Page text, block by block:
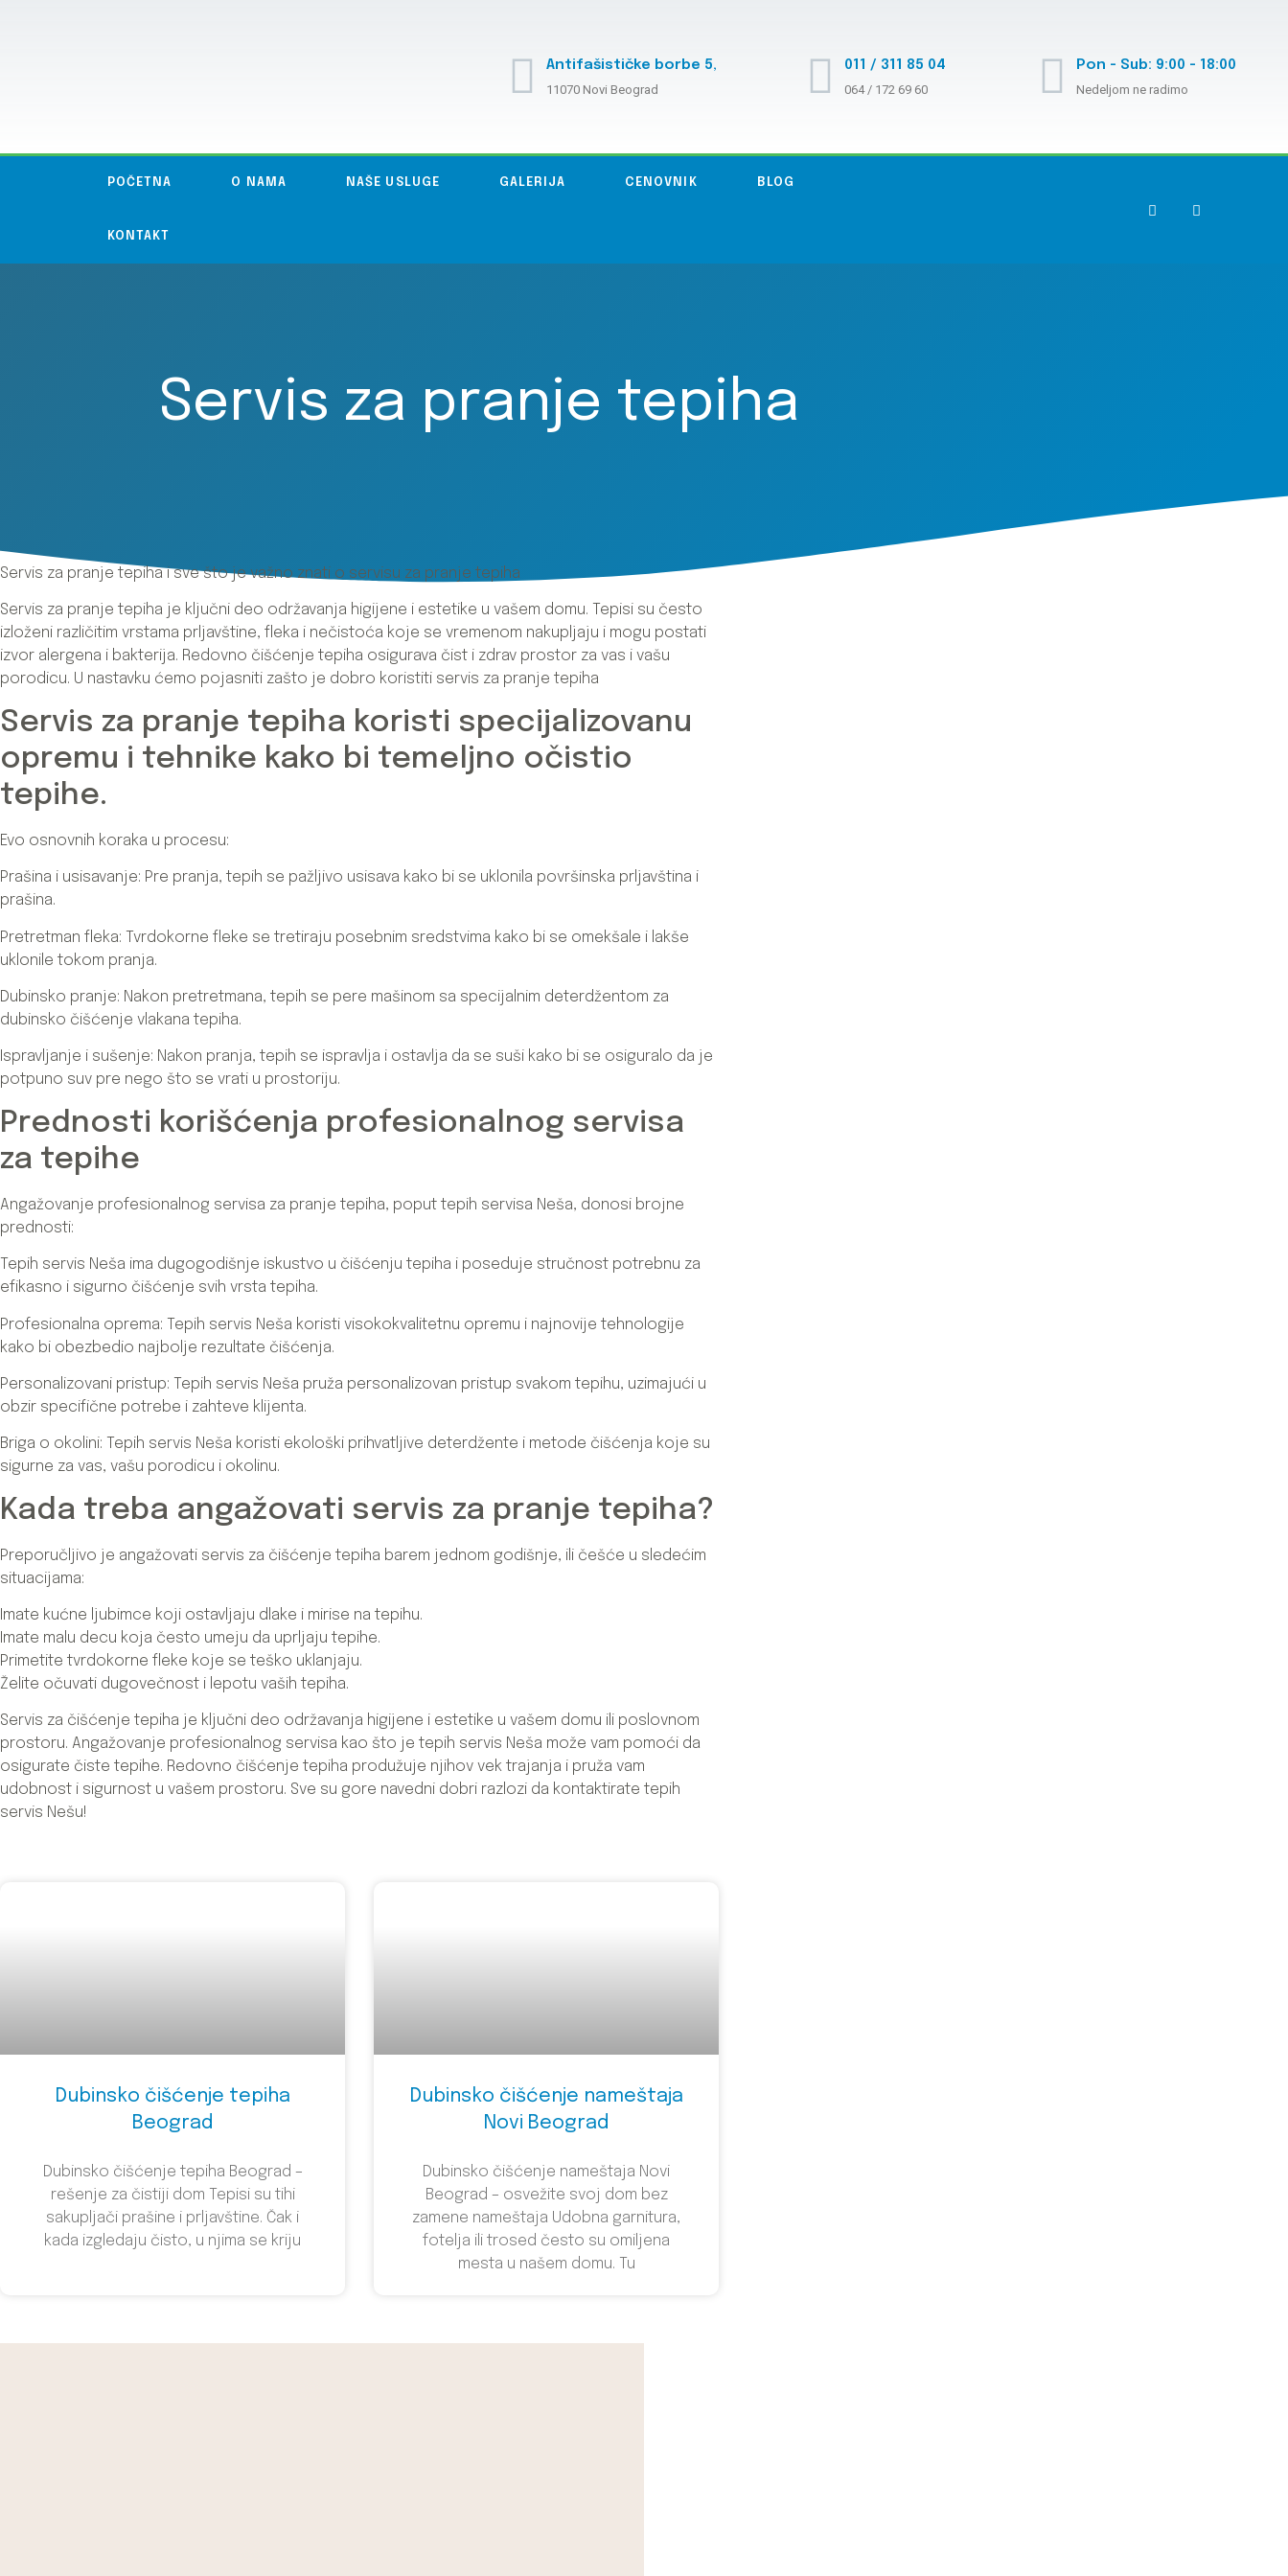
Antifašističke borbe 5,
11070 Novi Beograd
011 / 311 85 04
064 / 172 69 60
Pon - Sub: 9:00 - 18:00
Nedeljom ne radimo
POČETNA O NAMA NAŠE USLUGE GALERIJA CENOVNIK BLOG
KONTAKT
Servis za pranje tepiha
Servis za pranje tepiha i sve što je važno znati o servisu za pranje tepiha
Servis za pranje tepiha je ključni deo održavanja higijene i estetike u vašem domu. Tepisi su često
izloženi različitim vrstama prljavštine, fleka i nečistoća koje se vremenom nakupljaju i mogu postati
izvor alergena i bakterija. Redovno čišćenje tepiha osigurava čist i zdrav prostor za vas i vašu
porodicu. U nastavku ćemo pojasniti zašto je dobro koristiti servis za pranje tepiha
Servis za pranje tepiha koristi specijalizovanu
opremu i tehnike kako bi temeljno očistio
tepihe.
Evo osnovnih koraka u procesu:
Prašina i usisavanje: Pre pranja, tepih se pažljivo usisava kako bi se uklonila površinska prljavština i
prašina.
Pretretman fleka: Tvrdokorne fleke se tretiraju posebnim sredstvima kako bi se omekšale i lakše
uklonile tokom pranja.
Dubinsko pranje: Nakon pretretmana, tepih se pere mašinom sa specijalnim deterdžentom za
dubinsko čišćenje vlakana tepiha.
Ispravljanje i sušenje: Nakon pranja, tepih se ispravlja i ostavlja da se suši kako bi se osiguralo da je
potpuno suv pre nego što se vrati u prostoriju.
Prednosti korišćenja profesionalnog servisa
za tepihe
Angažovanje profesionalnog servisa za pranje tepiha, poput tepih servisa Neša, donosi brojne
prednosti:
Tepih servis Neša ima dugogodišnje iskustvo u čišćenju tepiha i poseduje stručnost potrebnu za
efikasno i sigurno čišćenje svih vrsta tepiha.
Profesionalna oprema: Tepih servis Neša koristi visokokvalitetnu opremu i najnovije tehnologije
kako bi obezbedio najbolje rezultate čišćenja.
Personalizovani pristup: Tepih servis Neša pruža personalizovan pristup svakom tepihu, uzimajući u
obzir specifične potrebe i zahteve klijenta.
Briga o okolini: Tepih servis Neša koristi ekološki prihvatljive deterdžente i metode čišćenja koje su
sigurne za vas, vašu porodicu i okolinu.
Kada treba angažovati servis za pranje tepiha?
Preporučljivo je angažovati servis za čišćenje tepiha barem jednom godišnje, ili češće u sledećim
situacijama:
Imate kućne ljubimce koji ostavljaju dlake i mirise na tepihu.
Imate malu decu koja često umeju da uprljaju tepihe.
Primetite tvrdokorne fleke koje se teško uklanjaju.
Želite očuvati dugovečnost i lepotu vaših tepiha.
Servis za čišćenje tepiha je ključni deo održavanja higijene i estetike u vašem domu ili poslovnom
prostoru. Angažovanje profesionalnog servisa kao što je tepih servis Neša može vam pomoći da
osigurate čiste tepihe. Redovno čišćenje tepiha produžuje njihov vek trajanja i pruža vam
udobnost i sigurnost u vašem prostoru. Sve su gore navedni dobri razlozi da kontaktirate tepih
servis Nešu!
Dubinsko čišćenje tepiha
Beograd
Dubinsko čišćenje tepiha Beograd –
rešenje za čistiji dom Tepisi su tihi
sakupljači prašine i prljavštine. Čak i
kada izgledaju čisto, u njima se kriju
Dubinsko čišćenje nameštaja
Novi Beograd
Dubinsko čišćenje nameštaja Novi
Beograd – osvežite svoj dom bez
zamene nameštaja Udobna garnitura,
fotelja ili trosed često su omiljena
mesta u našem domu. Tu